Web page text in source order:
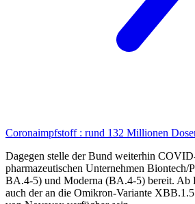
Coronaimpfstoff : rund 132 Millionen
Dagegen stelle der Bund weiterhin
pharmazeutischen Unternehmen
BA.4-5) und Moderna (BA.4-5) bereit. Ab
auch der an die Omikron-Variante